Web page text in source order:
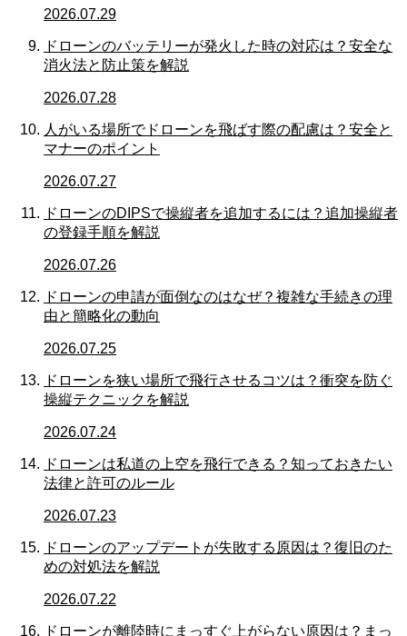
2026.07.29
ドローンのバッテリーが発火した時の対応は？安全な
消火法と防止策を解説
2026.07.28
人がいる場所でドローンを飛ばす際の配慮は？安全と
マナーのポイント
2026.07.27
ドローンのDIPSで操縦者を追加するには？追加操縦者
の登録手順を解説
2026.07.26
ドローンの申請が面倒なのはなぜ？複雑な手続きの理
由と簡略化の動向
2026.07.25
ドローンを狭い場所で飛行させるコツは？衝突を防ぐ
操縦テクニックを解説
2026.07.24
ドローンは私道の上空を飛行できる？知っておきたい
法律と許可のルール
2026.07.23
ドローンのアップデートが失敗する原因は？復旧のた
めの対処法を解説
2026.07.22
ドローンが離陸時にまっすぐ上がらない原因は？まっ